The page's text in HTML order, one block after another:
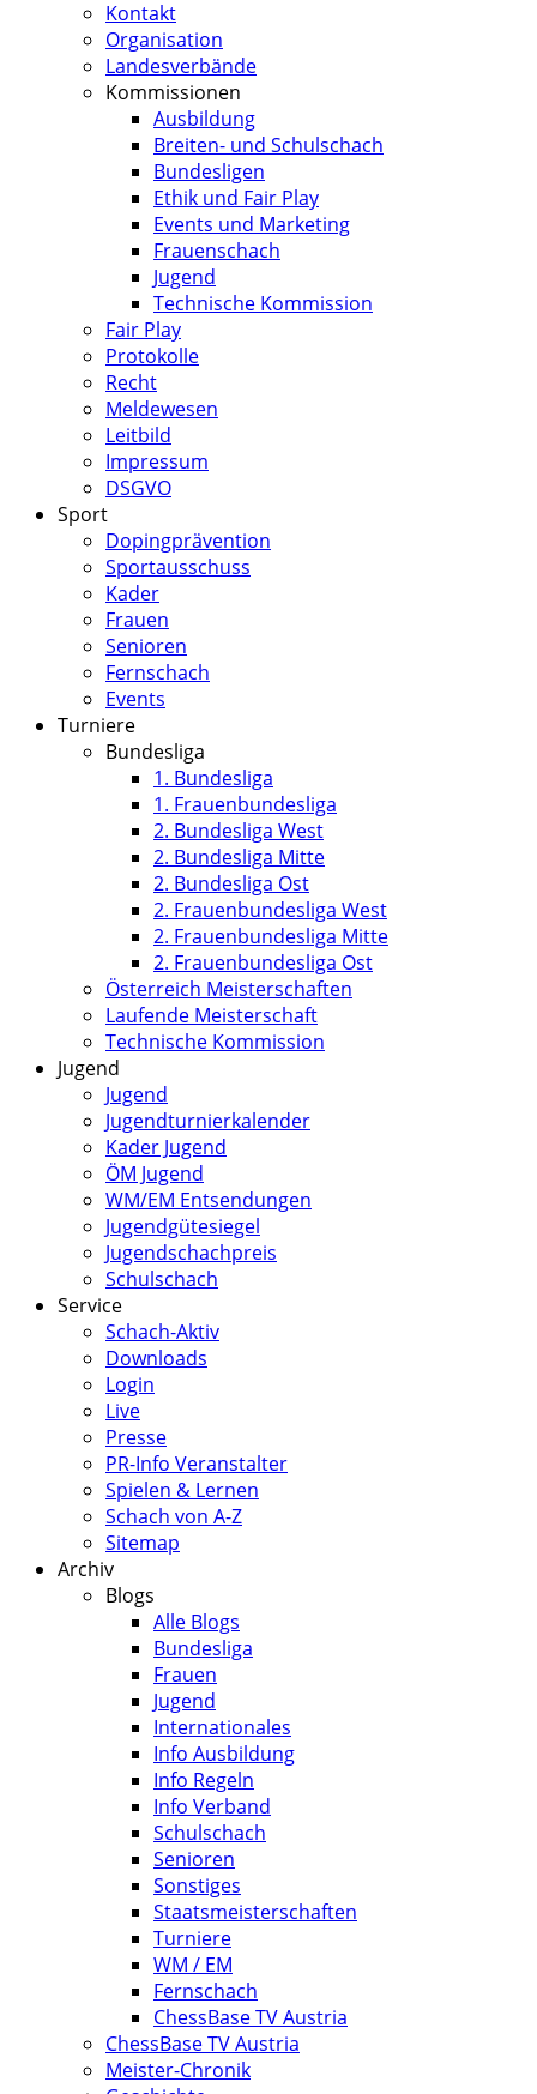
Kontakt
Organisation
Landesverbände
Kommissionen
Ausbildung
Breiten- und Schulschach
Bundesligen
Ethik und Fair Play
Events und Marketing
Frauenschach
Jugend
Technische Kommission
Fair Play
Protokolle
Recht
Meldewesen
Leitbild
Impressum
DSGVO
Sport
Dopingprävention
Sportausschuss
Kader
Frauen
Senioren
Fernschach
Events
Turniere
Bundesliga
1. Bundesliga
1. Frauenbundesliga
2. Bundesliga West
2. Bundesliga Mitte
2. Bundesliga Ost
2. Frauenbundesliga West
2. Frauenbundesliga Mitte
2. Frauenbundesliga Ost
Österreich Meisterschaften
Laufende Meisterschaft
Technische Kommission
Jugend
Jugend
Jugendturnierkalender
Kader Jugend
ÖM Jugend
WM/EM Entsendungen
Jugendgütesiegel
Jugendschachpreis
Schulschach
Service
Schach-Aktiv
Downloads
Login
Live
Presse
PR-Info Veranstalter
Spielen & Lernen
Schach von A-Z
Sitemap
Archiv
Blogs
Alle Blogs
Bundesliga
Frauen
Jugend
Internationales
Info Ausbildung
Info Regeln
Info Verband
Schulschach
Senioren
Sonstiges
Staatsmeisterschaften
Turniere
WM / EM
Fernschach
ChessBase TV Austria
ChessBase TV Austria
Meister-Chronik